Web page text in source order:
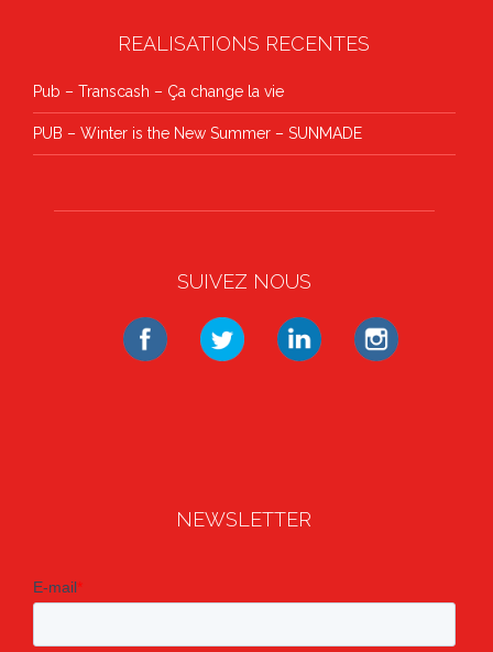
REALISATIONS RECENTES
Pub – Transcash – Ça change la vie
PUB – Winter is the New Summer – SUNMADE
SUIVEZ NOUS
NEWSLETTER